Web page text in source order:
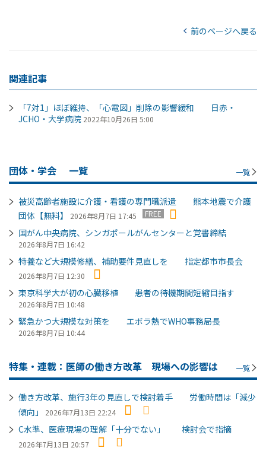
前のページへ戻る
関連記事
「7対1」ほぼ維持、「心電図」削除の影響緩和 日赤・
JCHO・大学病院 2022年10月26日 5:00
団体・学会 一覧 一覧
被災高齢者施設に介護・看護の専門職派遣 熊本地震で介護
団体【無料】
2026年8月7日 17:45 FREE
国がん中央病院、シンガポールがんセンターと覚書締結
2026年8月7日 16:42
特養など大規模修繕、補助要件見直しを 指定都市市長会
2026年8月7日 12:30
東京科学大が初の心臓移植 患者の待機期間短縮目指す
2026年8月7日 10:48
緊急かつ大規模な対策を エボラ熱でWHO事務局長
2026年8月7日 10:44
特集・連載：医師の働き方改革 現場への影響は 一覧
働き方改革、施行3年の見直しで検討着手 労働時間は「減少
傾向」
2026年7月13日 22:24
C水準、医療現場の理解「十分でない」 検討会で指摘
2026年7月13日 20:57